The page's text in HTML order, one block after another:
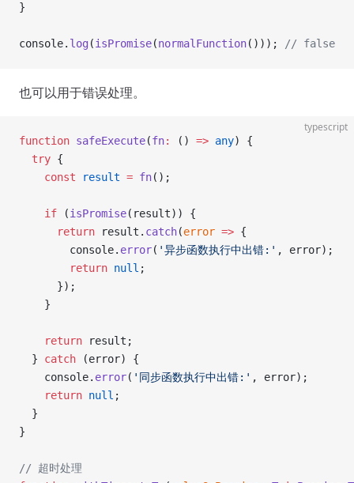
}
console. log (isPromise(normalFunction())); // false
也可以用于错误处理。
typescript
function safeExecute(fn: () => any) {
  try
{
    const
result = fn();
    if
(isPromise(result)) {
      return
result. catch(error => {
        console.
error( '异步函数执行中出错:' , error);
        return
null ;
      });
    }
    return
result;
  }
catch (error) {
    console.
error( '同步函数执行中出错:' , error);
    return
null ;
  }
}
// 超时处理